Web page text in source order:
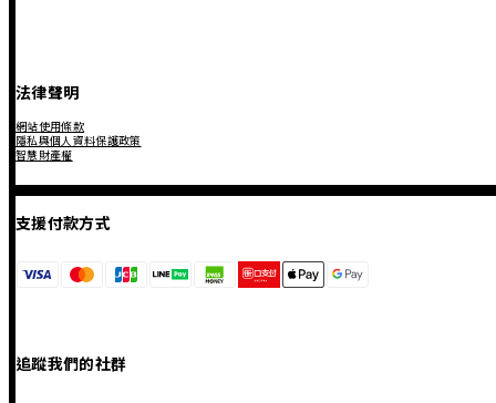
法律聲明
網站使用條款
隱私與個人資料保護政策
智慧財產權
支援付款方式
追蹤我們的社群